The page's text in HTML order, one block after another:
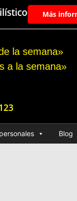
Más
la semana»
a la semana»
Blog